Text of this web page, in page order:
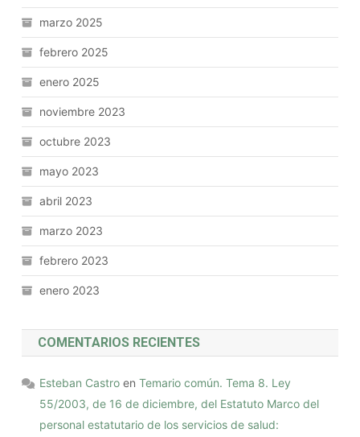
marzo 2025
febrero 2025
enero 2025
noviembre 2023
octubre 2023
mayo 2023
abril 2023
marzo 2023
febrero 2023
enero 2023
COMENTARIOS RECIENTES
Esteban Castro enTemario común. Tema 8. Ley
55/2003, de 16 de diciembre, del Estatuto Marco del
personal estatutario de los servicios de salud: